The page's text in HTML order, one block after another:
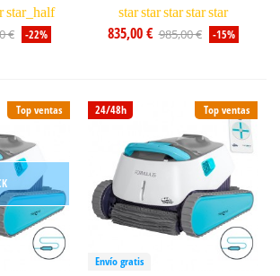
star_half
€ -22%
star star star star star
835,00 € 985,00 € -15%
Top ventas Top ventas
24/48h
Envío gratis